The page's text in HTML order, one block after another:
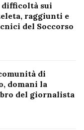
sui
raggiunti e
del Soccorso
di
domani la
del giornalista